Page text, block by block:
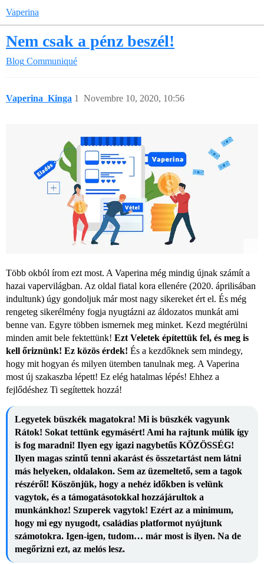
Vaperina
Nem csak a pénz beszél!
Blog Communiqué
Vaperina_Kinga Novembre 10, 2020, 10:56
1
Több okból írom ezt most. A Vaperina még mindig újnak számít a
hazai vapervilágban. Az oldal fiatal kora ellenére (2020. áprilisában
indultunk) úgy gondoljuk már most nagy sikereket ért el. És még
rengeteg sikerélmény fogja nyugtázni az áldozatos munkát ami
benne van. Egyre többen ismernek meg minket. Kezd megtérülni
minden amit bele fektettünk! Ezt Veletek építettük fel, és meg is
kell őriznünk! Ez közös érdek! És a kezdőknek sem mindegy,
hogy mit hogyan és milyen ütemben tanulnak meg. A Vaperina
most új szakaszba lépett! Ez elég hatalmas lépés! Ehhez a
fejlődéshez Ti segítettek hozzá!
Legyetek büszkék magatokra! Mi is büszkék vagyunk
Rátok! Sokat tettünk egymásért! Ami ha rajtunk múlik így
is fog maradni! Ilyen egy igazi nagybetűs KÖZÖSSÉG!
Ilyen magas szintű tenni akarást és összetartást nem látni
más helyeken, oldalakon. Sem az üzemeltető, sem a tagok
részéről! Köszönjük, hogy a nehéz időkben is velünk
vagytok, és a támogatásotokkal hozzájárultok a
munkánkhoz! Szuperek vagytok! Ezért az a minimum,
hogy mi egy nyugodt, családias platformot nyújtunk
számotokra. Igen-igen, tudom… már most is ilyen. Na de
megőrizni ezt, az melós lesz.